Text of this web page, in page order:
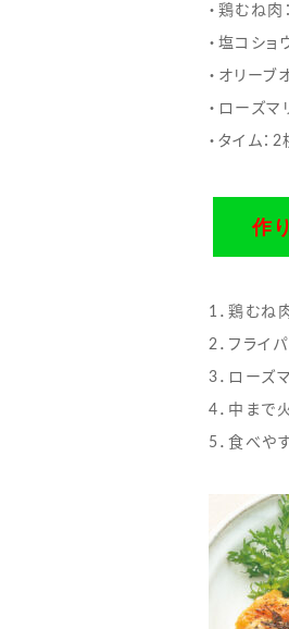
・鶏むね肉
・塩コショ
・オリーブ
・ローズマ
・タイム：2
作
1．鶏むね
2．フライ
3．ローズ
4．中まで
5．食べや